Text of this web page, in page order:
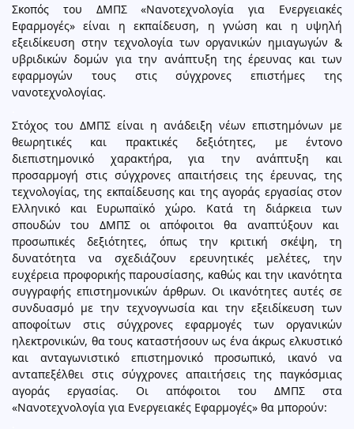
Σκοπός του ΔΜΠΣ «Νανοτεχνολογία για Ενεργειακές
Εφαρμογές» είναι η εκπαίδευση, η γνώση και η υψηλή
εξειδίκευση στην τεχνολογία των οργανικών ημιαγωγών &
υβριδικών δομών για την ανάπτυξη της έρευνας και των
εφαρμογών τους στις σύγχρονες επιστήμες της
νανοτεχνολογίας.
Στόχος του ΔΜΠΣ είναι η ανάδειξη νέων επιστημόνων με
θεωρητικές και πρακτικές δεξιότητες, με έντονο
διεπιστημονικό χαρακτήρα, για την ανάπτυξη και
προσαρμογή στις σύγχρονες απαιτήσεις της έρευνας, της
τεχνολογίας, της εκπαίδευσης και της αγοράς εργασίας στον
Ελληνικό και Ευρωπαϊκό χώρο. Κατά τη διάρκεια των
σπουδών του ΔΜΠΣ οι απόφοιτοι θα αναπτύξουν και
προσωπικές δεξιότητες, όπως την κριτική σκέψη, τη
δυνατότητα να σχεδιάζουν ερευνητικές μελέτες, την
ευχέρεια προφορικής παρουσίασης, καθώς και την ικανότητα
συγγραφής επιστημονικών άρθρων. Οι ικανότητες αυτές σε
συνδυασμό με την τεχνογνωσία και την εξειδίκευση των
αποφοίτων στις σύγχρονες εφαρμογές των οργανικών
ηλεκτρονικών, θα τους καταστήσουν ως ένα άκρως ελκυστικό
και ανταγωνιστικό επιστημονικό προσωπικό, ικανό να
ανταπεξέλθει στις σύγχρονες απαιτήσεις της παγκόσμιας
αγοράς εργασίας. Οι απόφοιτοι του ΔΜΠΣ στα
«Νανοτεχνολογία για Ενεργειακές Εφαρμογές» θα μπορούν: